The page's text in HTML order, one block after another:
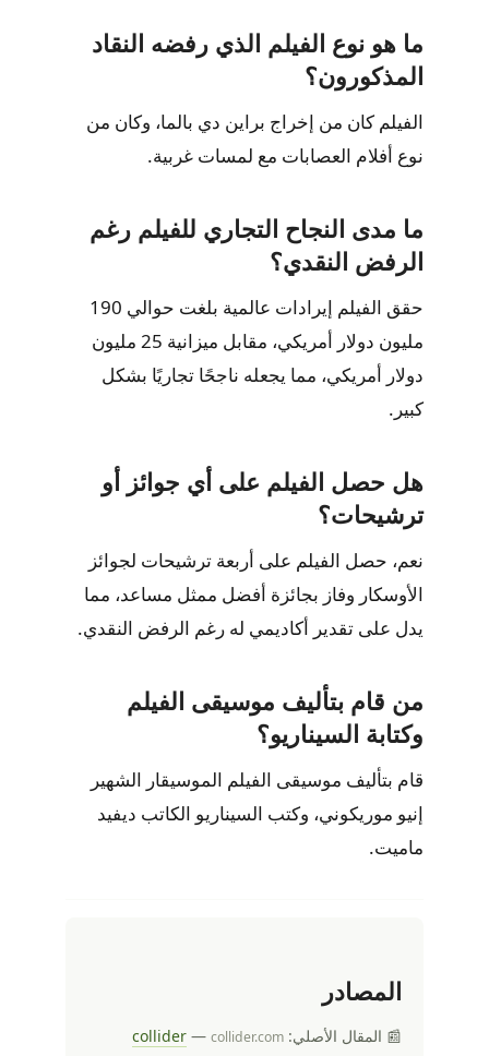
ما هو نوع الفيلم الذي رفضه النقاد
المذكورون؟
الفيلم كان من إخراج براين دي بالما، وكان من
نوع أفلام العصابات مع لمسات غربية.
ما مدى النجاح التجاري للفيلم رغم
الرفض النقدي؟
حقق الفيلم إيرادات عالمية بلغت حوالي 190
مليون دولار أمريكي، مقابل ميزانية 25 مليون
دولار أمريكي، مما يجعله ناجحًا تجاريًا بشكل
كبير.
هل حصل الفيلم على أي جوائز أو
ترشيحات؟
نعم، حصل الفيلم على أربعة ترشيحات لجوائز
الأوسكار وفاز بجائزة أفضل ممثل مساعد، مما
يدل على تقدير أكاديمي له رغم الرفض النقدي.
من قام بتأليف موسيقى الفيلم
وكتابة السيناريو؟
قام بتأليف موسيقى الفيلم الموسيقار الشهير
إنيو موريكوني، وكتب السيناريو الكاتب ديفيد
ماميت.
المصادر
📰 المقال الأصلي: collider — collider.com